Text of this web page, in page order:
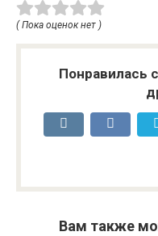
( Пока оценок нет )
Понравилась
Вам также